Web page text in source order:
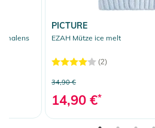
PICTURE
EZAH Mütze ice melt
(2)
34,90 €
14,90 €*